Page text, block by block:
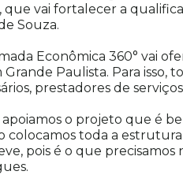
que vai fortalecer a
Souza.
Econômica 360° vai
Grande Paulista. Para isso,
prestadores de
apoiamos o projeto que é
colocamos toda a
pois é o que